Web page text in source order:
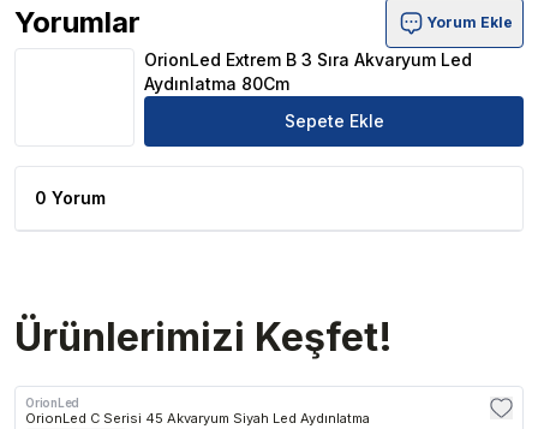
Yorumlar
OrionLed Extrem B 3 Sıra Akvaryum Led Aydınlatma
Yorum Ekle
OrionLed Extrem B 3 Sıra Akvaryum Led
Aydınlatma 80Cm
Sepete Ekle
0 Yorum
Ürünlerimizi Keşfet!
OrionLed
OrionLed C Serisi 45 Akvaryum Siyah Led Aydınlatma